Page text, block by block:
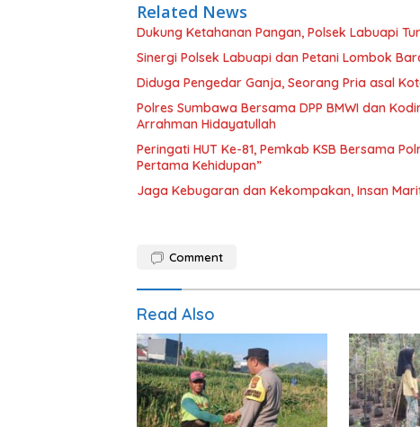
Related News
Dukung Ketahanan Pangan, Polsek Labuapi
Sinergi Polsek Labuapi dan Petani Lombok
Diduga Pengedar Ganja, Seorang Pria asal
Polres Sumbawa Bersama DPP BMWI dan
Arrahman Hidayatullah
Peringati HUT Ke-81, Pemkab KSB Bersama
Pertama Kehidupan”
Jaga Kebugaran dan Kekompakan, Insan
Comment
Read Also